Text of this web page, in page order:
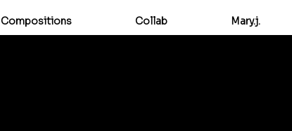
Compositions Collab Mary.j.